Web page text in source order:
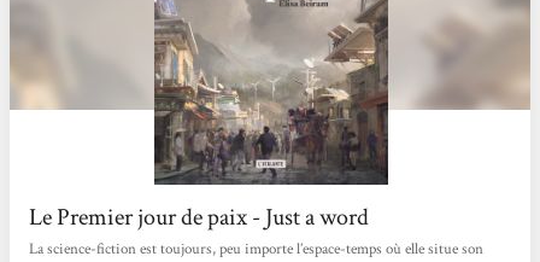
Le Premier jour de paix - Just a word
La science-fiction est toujours, peu importe l’espace-temps où elle situe son